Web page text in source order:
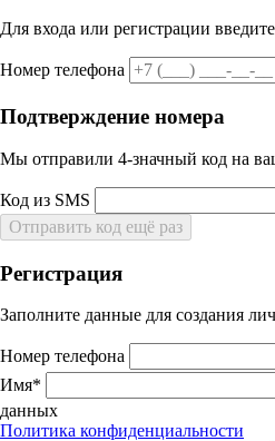
Для входа или регистрации
Номер телефона
Подтверждение номера
Мы отправили 4‑значный код на
Код из SMS
Отправить код ещё раз
Регистрация
Заполните данные для создания
Номер телефона
Имя*
данных
Политика конфиденциальности